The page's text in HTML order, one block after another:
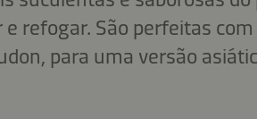
refogar. São perfeitas com
para uma versão